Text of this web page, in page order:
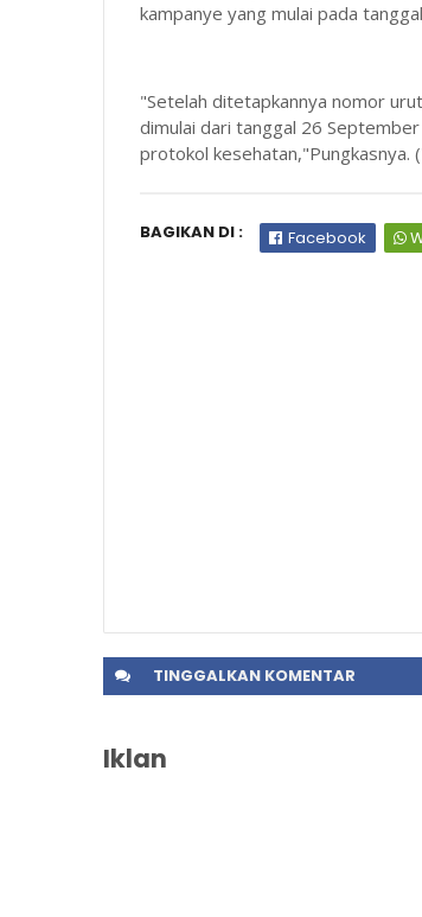
kampanye yang mulai pada
"Setelah ditetapkannya nomor
dimulai dari tanggal 26
protokol kesehatan,"Pungkasnya. (
BAGIKAN DI : Facebook
TINGGALKAN KOMENTAR
Iklan